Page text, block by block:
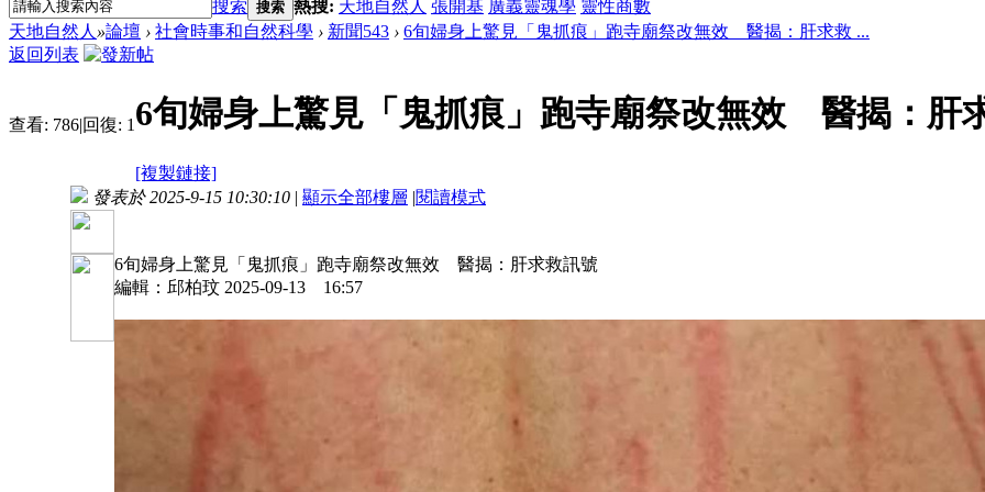
搜索 搜索 熱搜: 天地自然人 張開基 廣義靈魂學 靈性商數
天地自然人 »論壇 › 社會時事和自然科學 › 新聞543 › 6旬婦身上驚見「鬼抓痕」跑寺廟祭改無效 醫揭：肝求救 ...
返回列表
查看: 786|回復: 1 6旬婦身上驚見「鬼抓痕」跑寺廟祭改無效 醫揭：肝
[複製鏈接]
發表於 2025-9-15 10:30:10 | 顯示全部樓層 |閱讀模式
6旬婦身上驚見「鬼抓痕」跑寺廟祭改無效 醫揭：肝求救訊號
編輯：邱柏玟 2025-09-13 16:57